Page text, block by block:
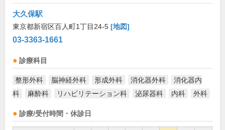
大久保駅
東京都新宿区百人町1丁目24-5 [地図]
03-3363-1661
診療科目
整形外科 脳神経外科 形成外科 消化器外科
消化器内
科
麻酔科 リハビリテーション科 泌尿器科 内科 外科
診療/受付時間・休診日